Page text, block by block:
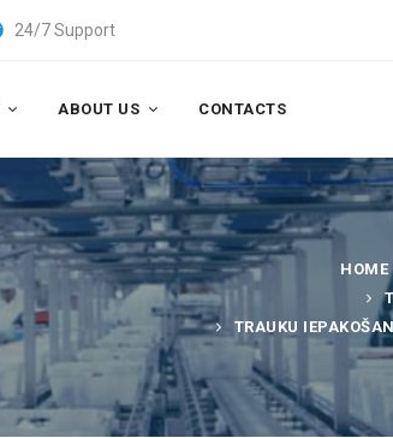
24/7 Support
ABOUT US CONTACTS
HOME
TRAUKU